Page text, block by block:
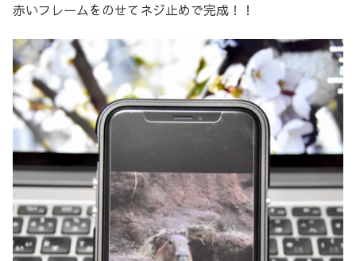
赤いフレームをのせてネジ止めで完成！！